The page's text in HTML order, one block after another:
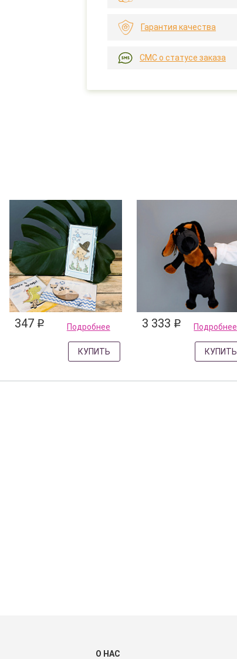
Гарантия качества
СМС о статусе заказа
347 q Подробнее
КУПИТЬ
3 333 q Подробнее
КУПИТЬ
О НАС